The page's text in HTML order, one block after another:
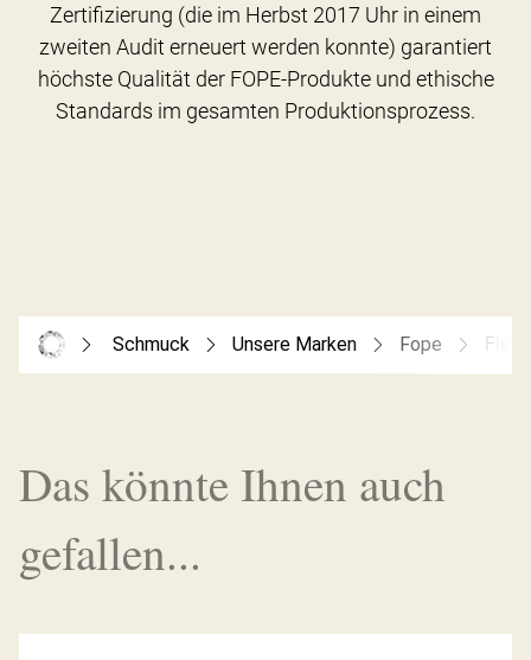
Zertifizierung (die im Herbst 2017 Uhr in einem
zweiten Audit erneuert werden konnte) garantiert
höchste Qualität der FOPE-Produkte und ethische
Schmuck Unsere Marken Fope
Das könnte Ihnen auch
gefallen...